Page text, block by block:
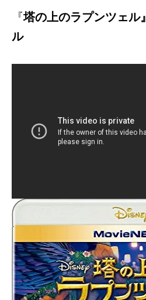
『塔の上のラプンツェル』
ル